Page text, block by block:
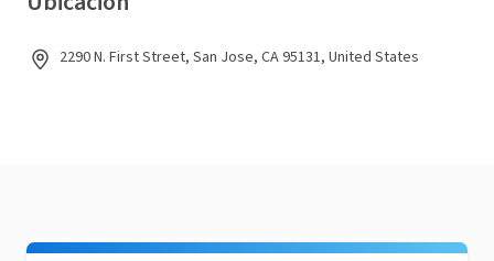
2290 N. First Street, San Jose, CA 95131, United States